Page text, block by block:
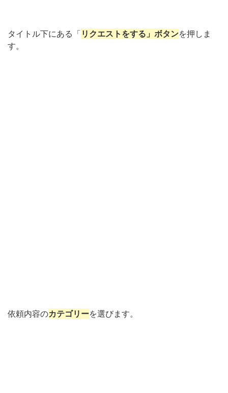
タイトル下にある「 リクエストをする」ボタンを押しま
す。
依頼内容のカテゴリーを選びます。